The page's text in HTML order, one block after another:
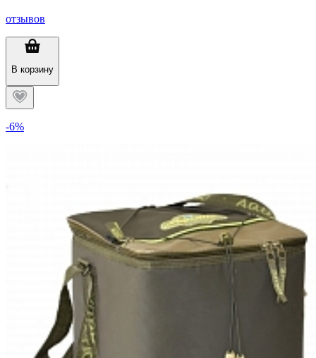
отзывов
В корзину
-6%